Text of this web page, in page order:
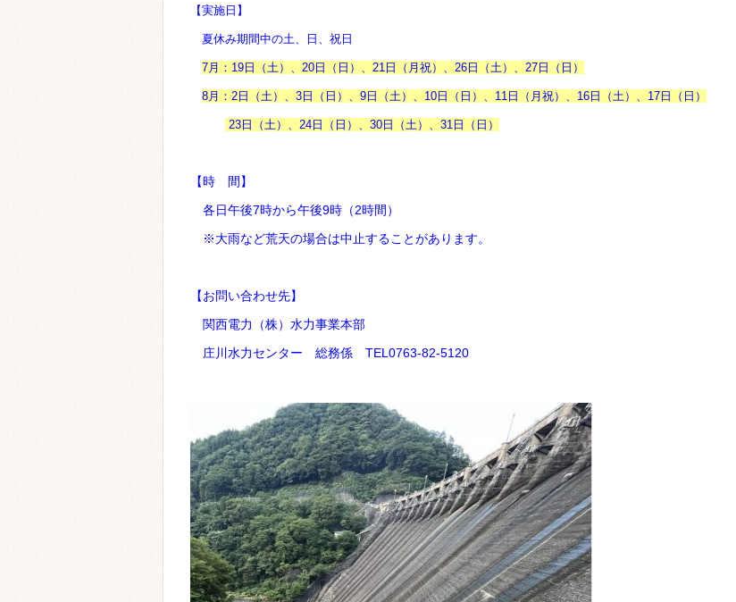
【実施日】
夏休み期間中の土、日、祝日
7月：19日（土）、20日（日）、21日（月祝）、26日（土）、27日（日）
8月：2日（土）、3日（日）、9日（土）、10日（日）、11日（月祝）、16日（土）、17日（日）
23日（土）、24日（日）、30日（土）、31日（日）
【時 間】
各日午後7時から午後9時（2時間）
※大雨など荒天の場合は中止することがあります。
【お問い合わせ先】
関西電力（株）水力事業本部
庄川水力センター 総務係 TEL0763-82-5120